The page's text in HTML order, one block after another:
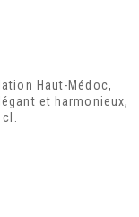
Haut-Médoc,
et harmonieux,